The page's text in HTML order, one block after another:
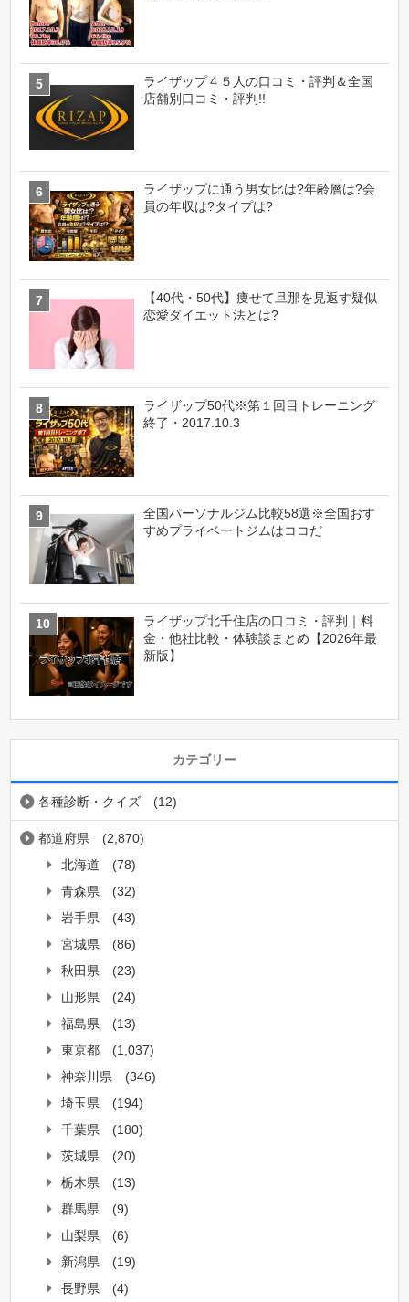
ライザップ４５人の口コミ・評判＆全国
店舗別口コミ・評判!!
ライザップに通う男女比は?年齢層は?会
員の年収は?タイプは?
【40代・50代】痩せて旦那を見返す疑似
恋愛ダイエット法とは?
ライザップ50代※第１回目トレーニング
終了・2017.10.3
全国パーソナルジム比較58選※全国おす
すめプライベートジムはココだ
ライザップ北千住店の口コミ・評判｜料
金・他社比較・体験談まとめ【2026年最
新版】
カテゴリー
各種診断・クイズ (12)
都道府県
(2,870)
北海道
(78)
青森県
(32)
岩手県
(43)
宮城県
(86)
秋田県
(23)
山形県
(24)
福島県
(13)
東京都
(1,037)
神奈川県
(346)
埼玉県
(194)
千葉県
(180)
茨城県
(20)
栃木県
(13)
群馬県
(9)
山梨県
(6)
新潟県
(19)
長野県
(4)